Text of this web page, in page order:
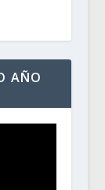
AÑO